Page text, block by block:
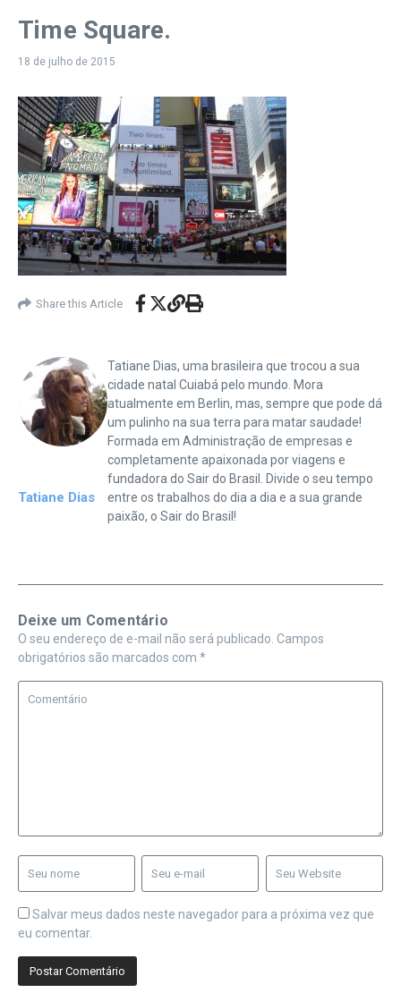
Time Square.
18 de julho de 2015
Share this Article
Tatiane Dias
Tatiane Dias, uma brasileira que trocou a sua
cidade natal Cuiabá pelo mundo. Mora
atualmente em Berlin, mas, sempre que pode dá
um pulinho na sua terra para matar saudade!
Formada em Administração de empresas e
completamente apaixonada por viagens e
fundadora do Sair do Brasil. Divide o seu tempo
entre os trabalhos do dia a dia e a sua grande
paixão, o Sair do Brasil!
Deixe um Comentário
O seu endereço de e-mail não será publicado. Campos
obrigatórios são marcados com *
Salvar meus dados neste navegador para a próxima vez que
eu comentar.